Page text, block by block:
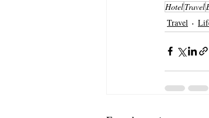
HotelTravel
Travel